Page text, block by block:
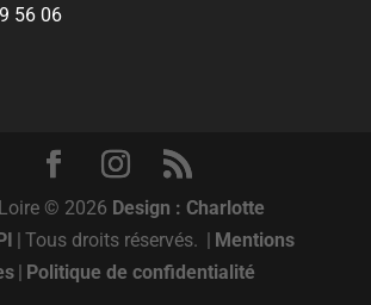
56 06
© 2026 Design : Charlotte
| Tous droits réservés. | Mentions
| Politique de confidentialité